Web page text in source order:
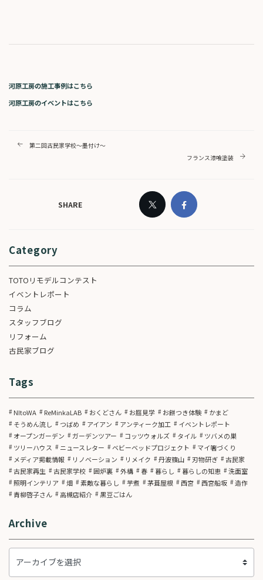
河原工房の施工事例はこちら
河原工房のイベントはこちら
第二回古民家学校～墨付け～
フランス漆喰塗装
SHARE
Category
TOTOリモデルコンテスト
イベントレポート
コラム
スタッフブログ
リフォーム
古民家ブログ
Tags
NItoWA ReMinkaLAB おくどさん お庭見学 お餅つき体験
かまど
そうめん流し
つばめ アイアン アンティーク加工
イベントレポート
オープンガーデン
ガーデンツアー コッツウォルズ タイル
ツバメの巣
ツリーハウス
ニュースレター ベビーベッドプロジェクト
マイ箸づくり
メディア掲載情報
リノベーション リメイク 丹波篠山 刃物研ぎ
古民家
古民家再生
古民家学校 囲炉裏 外構 春 暮らし 暮らしの知恵
洗面室
照明インテリア
畑 素敵な暮らし 芋煮 茅葺屋根 西宮 西宮船坂
造作
青柳啓子さん
高槻店紹介 黒豆ごはん
Archive